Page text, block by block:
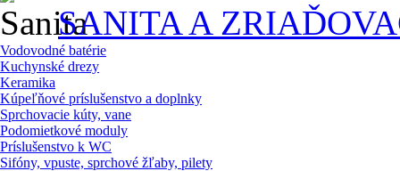
SANITA A
Vodovodné batérie
Kuchynské drezy
Keramika
Kúpeľňové príslušenstvo a doplnky
Sprchovacie kúty, vane
Podomietkové moduly
Príslušenstvo k WC
Sifóny, vpuste, sprchové žľaby, pilety